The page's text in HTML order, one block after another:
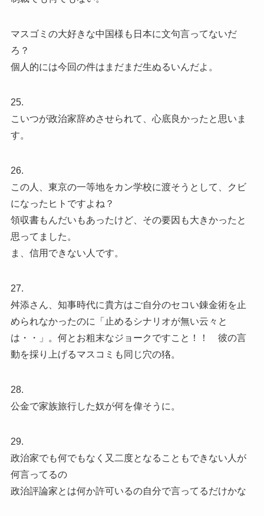
マスゴミの大好きな中国様も日本に文句言ってないだ
ろ？
個人的には今回の件はまだまだ生ぬるいんだよ。
25.
こいつが政治家辞めさせられて、心底良かったと思いま
す。
26.
この人、東京の一等地をカン学校に渡そうとして、クビ
になったヒトですよね？
領収書もんだいもあったけど、その要因も大きかったと
思ってました。
ま、信用できない人です。
27.
舛添さん、知事時代に貴方はご自分のセコい錬金術を止
められなかったのに「止めるシナリオが無い云々と
は・・」。何とお粗末なジョークですこと！！ 彼の言
動を採り上げるマスコミも同じ穴の狢。
28.
公金で家族旅行した奴が何を偉そうに。
29.
政治家でも何でもなく又二度となることもできない人が
何言ってるの
政治評論家とは何か許可いるの自分で言ってるだけかな